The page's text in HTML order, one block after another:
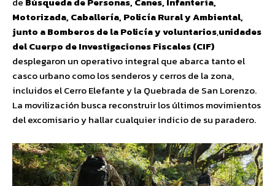
Motorizada, Caballería, Policía Rural y Ambiental,
junto a Bomberos de la Policía y voluntarios,unidades
del Cuerpo de Investigaciones Fiscales (CIF)
desplegaron un operativo integral que abarca tanto el
casco urbano como los senderos y cerros de la zona,
incluidos el Cerro Elefante y la Quebrada de San Lorenzo.
La movilización busca reconstruir los últimos movimientos
del excomisario y hallar cualquier indicio de su paradero.